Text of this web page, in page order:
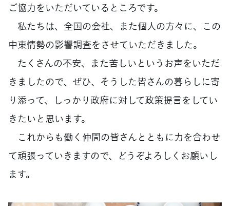
ご協力をいただいているところです。
私たちは、全国の会社、また個人の方々に、この
中東情勢の影響調査をさせていただきました。
たくさんの不安、また苦しいというお声をいただ
きましたので、ぜひ、そうした皆さんの暮らしに寄
り添って、しっかり政府に対して政策提言をしてい
きたいと思います。
これからも働く仲間の皆さんとともに力を合わせ
て頑張っていきますので、どうぞよろしくお願いし
ます。